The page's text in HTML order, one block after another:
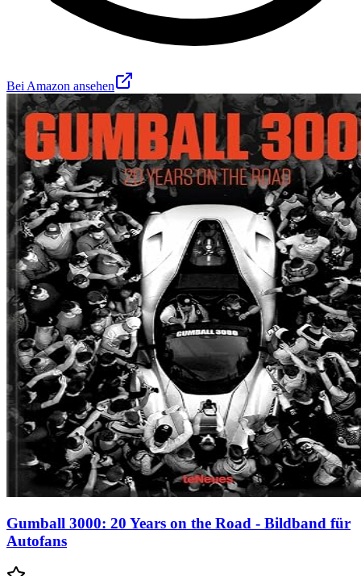
Bei Amazon ansehen
Gumball 3000: 20 Years on the Road - Bildband für
Autofans